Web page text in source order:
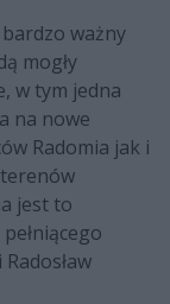
ważny
mogły
w tym jedna
na nowe
Radomia jak i
jest to